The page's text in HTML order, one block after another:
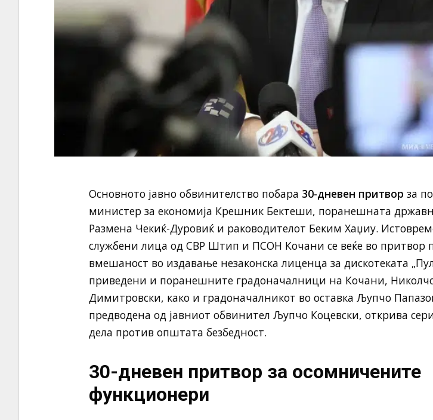
Основното јавно обвинителство побара 30-дневен притвор за
министер за економија Крешник Бектеши, поранешната
Размена Чекиќ-Дуровиќ и раководителот Беким Хаџиу.
службени лица од СВР Штип и ПСОН Кочани се веќе во притвор
вмешаност во издавање незаконска лиценца за дискотеката
приведени и поранешните градоначалници на Кочани,
Димитровски, како и градоначалникот во оставка Љупчо
предводена од јавниот обвинител Љупчо Коцевски, открива
дела против општата безбедност.
30-дневен притвор за осомничените
функционери